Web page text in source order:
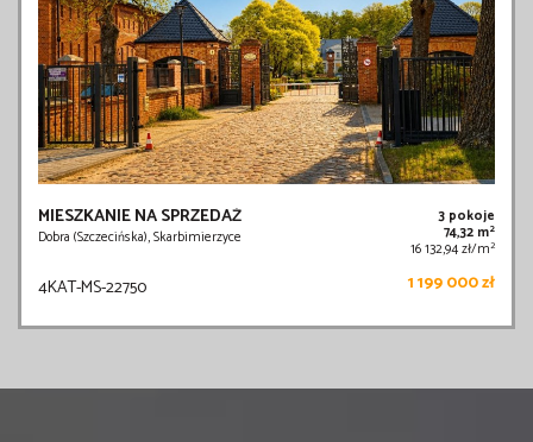
MIESZKANIE NA SPRZEDAŻ
Dobra (Szczecińska), Skarbimierzyce
3 pokoje
74,32 m2
16 132,94 zł/m2
4KAT-MS-22750 1 199 000 zł